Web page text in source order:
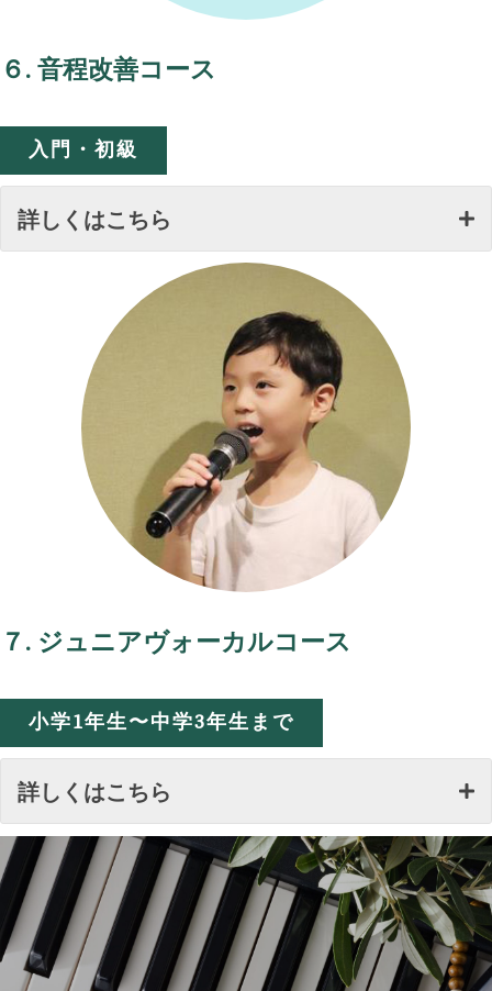
６. 音程改善コース
入門・初級
詳しくはこちら
７. ジュニアヴォーカルコース
小学1年生〜中学3年生まで
詳しくはこちら